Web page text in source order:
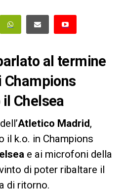
al termine
Chelsea
Atletico Madrid,
il k.o. in Champions
e ai microfoni della
di poter ribaltare il
di ritorno.